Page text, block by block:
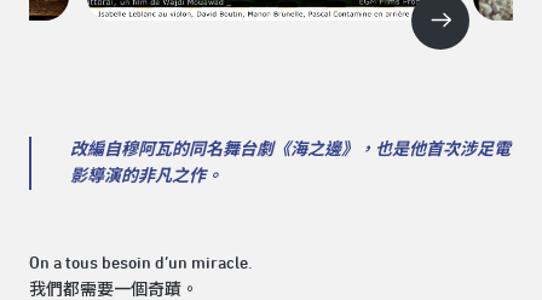
改編自穆阿瓦的同名舞台劇《海之邊》，也是他首次涉足電
影導演的非凡之作。
On a tous besoin d’un miracle.
我們都需要一個奇蹟。